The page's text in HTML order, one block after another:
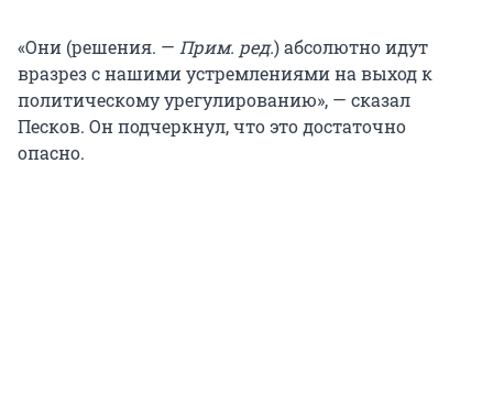
«Они (решения. — Прим. ред.) абсолютно идут
вразрез с нашими устремлениями на выход к
политическому урегулированию», — сказал
Песков. Он подчеркнул, что это достаточно
опасно.